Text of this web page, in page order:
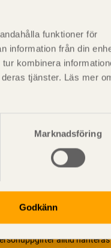
funktioner för
information från din
kombinera
tjänster. Läs mer
Marknadsföring
Godkänn
på
värnar om personlig
alltid